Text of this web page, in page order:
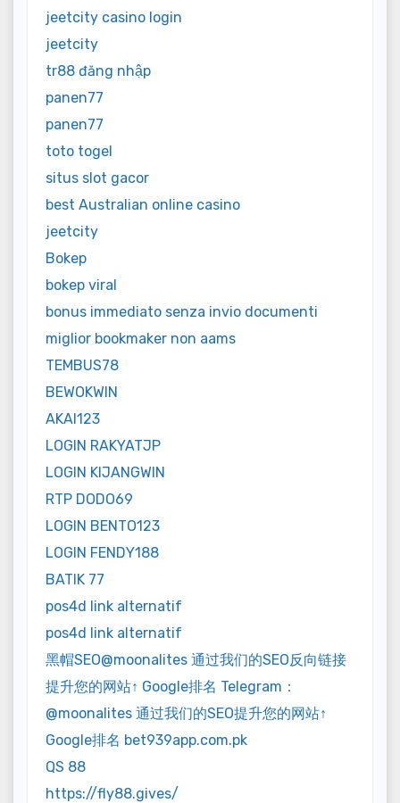
jeetcity casino login
jeetcity
tr88 đăng nhập
panen77
panen77
toto togel
situs slot gacor
best Australian online casino
jeetcity
Bokep
bokep viral
bonus immediato senza invio documenti
miglior bookmaker non aams
TEMBUS78
BEWOKWIN
AKAI123
LOGIN RAKYATJP
LOGIN KIJANGWIN
RTP DODO69
LOGIN BENTO123
LOGIN FENDY188
BATIK 77
pos4d link alternatif
pos4d link alternatif
黑帽SEO@moonalites 通过我们的SEO反向链接
提升您的网站↑ Google排名 Telegram：
@moonalites 通过我们的SEO提升您的网站↑
Google排名 bet939app.com.pk
QS 88
https://fly88.gives/